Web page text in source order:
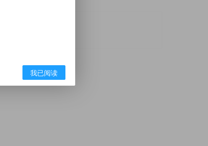
关，请知悉。
我已阅读